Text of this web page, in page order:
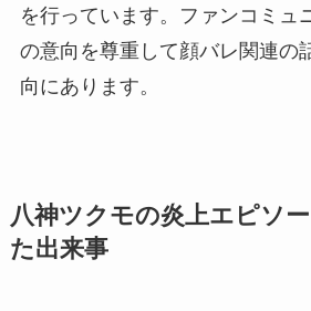
を行っています。ファンコミュ
の意向を尊重して顔バレ関連の
向にあります。
八神ツクモの炎上エピソ
た出来事